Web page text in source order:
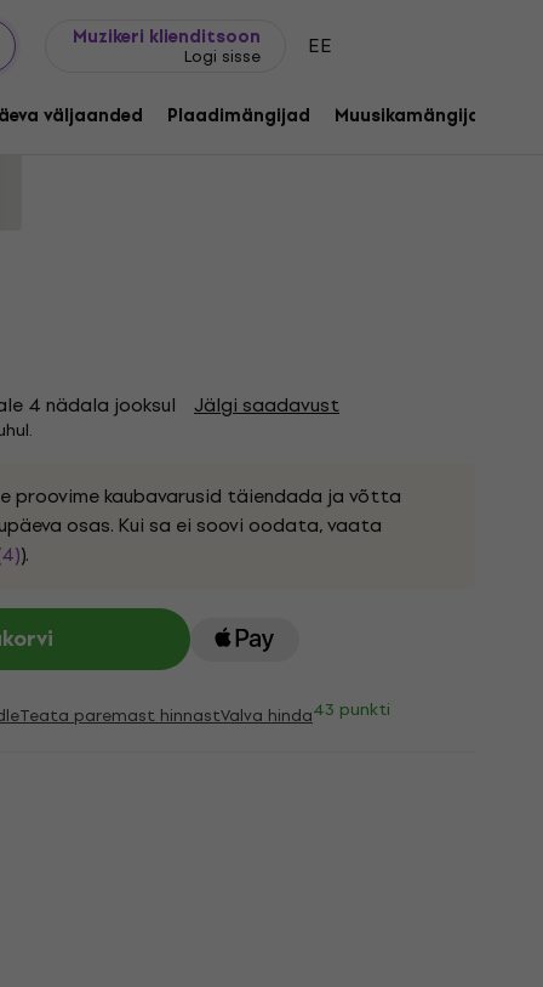
Muzikeri klienditsoon
Logi sisse EE
väljaanded Plaadimängijad Muusikamängijad
House (Coloured) (2 LP)
4 nädala jooksul Jälgi saadavust
proovime kaubavarusid täiendada ja võtta
osas. Kui sa ei soovi oodata, vaata
).
Teata paremast hinnastValva hinda43 punkti